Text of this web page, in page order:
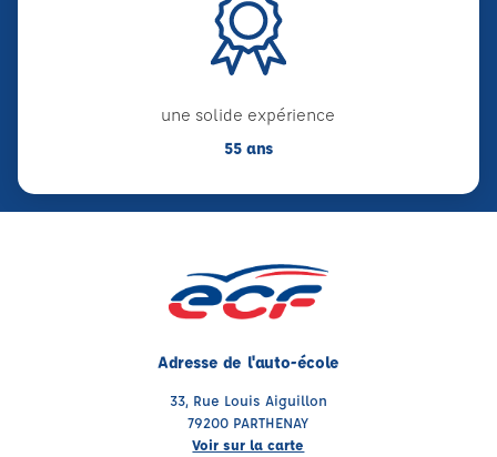
une solide expérience
55 ans
Adresse de l'auto-école
33, Rue Louis Aiguillon
79200 PARTHENAY
Voir sur la carte